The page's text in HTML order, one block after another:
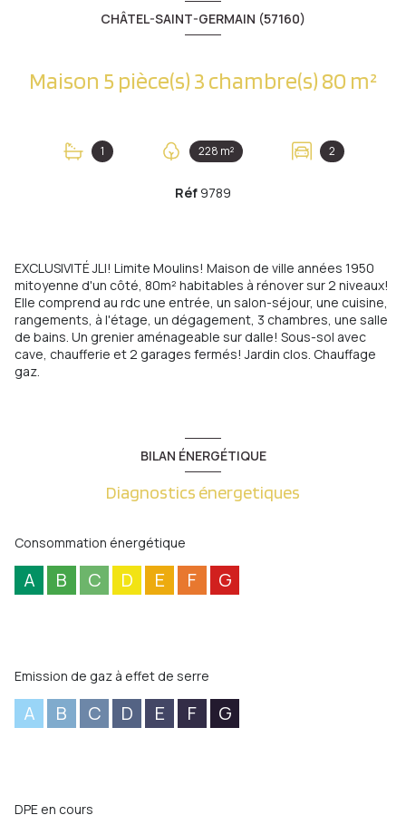
CHÂTEL-SAINT-GERMAIN (57160)
Maison 5 pièce(s) 3 chambre(s) 80 m²
1 228 m² 2
Réf 9789
EXCLUSIVITÉ JLI! Limite Moulins! Maison de ville années 1950
mitoyenne d'un côté, 80m² habitables à rénover sur 2 niveaux!
Elle comprend au rdc une entrée, un salon-séjour, une cuisine,
rangements, à l'étage, un dégagement, 3 chambres, une salle
de bains. Un grenier aménageable sur dalle! Sous-sol avec
cave, chaufferie et 2 garages fermés! Jardin clos. Chauffage
gaz.
BILAN ÉNERGÉTIQUE
Diagnostics énergetiques
Consommation énergétique
A B C D E F G
Emission de gaz à effet de serre
A B C D E F G
DPE en cours